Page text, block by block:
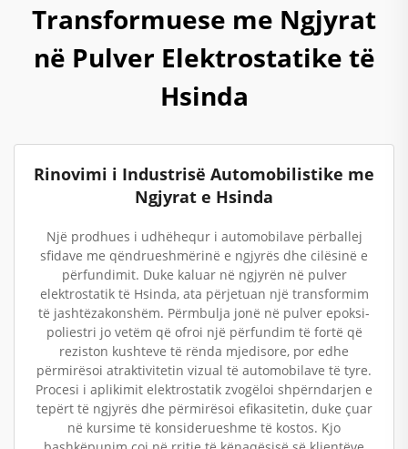
Transformuese me Ngjyrat
në Pulver Elektrostatike të
Hsinda
Rinovimi i Industrisë Automobilistike me
Ngjyrat e Hsinda
Një prodhues i udhëhequr i automobilave përballej
sfidave me qëndrueshmërinë e ngjyrës dhe cilësinë e
përfundimit. Duke kaluar në ngjyrën në pulver
elektrostatik të Hsinda, ata përjetuan një transformim
të jashtëzakonshëm. Përmbulja jonë në pulver epoksi-
poliestri jo vetëm që ofroi një përfundim të fortë që
reziston kushteve të rënda mjedisore, por edhe
përmirësoi atraktivitetin vizual të automobilave të tyre.
Procesi i aplikimit elektrostatik zvogëloi shpërndarjen e
tepërt të ngjyrës dhe përmirësoi efikasitetin, duke çuar
në kursime të konsiderueshme të kostos. Kjo